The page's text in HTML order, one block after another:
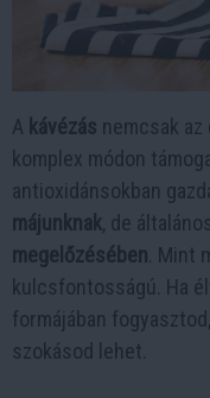
A kávézás nemcsak
komplex módon
antioxidánsokban
májunknak, de
megelőzésében . Mint
kulcsfontosságú. Ha
formájában
szokásod lehet.